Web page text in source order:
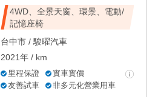
4WD、全景天窗、環景、電動/
記憶座椅
台中市 / 駿曜汽車
2021年 / km
里程保證
實車實價
友善試車
非多元化營業用車